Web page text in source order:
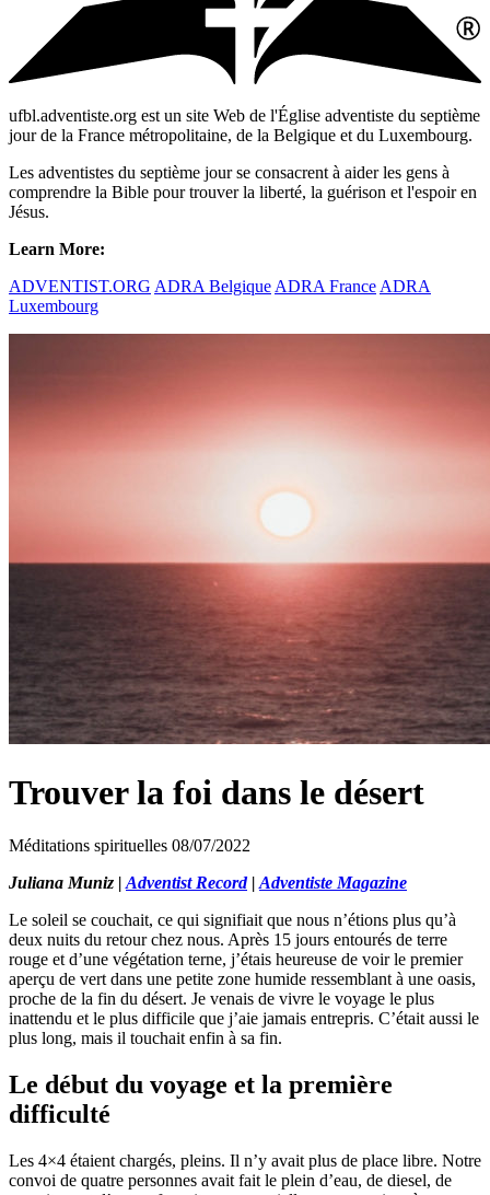
ufbl.adventiste.org est un site Web de l'Église adventiste du septième
jour de la France métropolitaine, de la Belgique et du Luxembourg.
Les adventistes du septième jour se consacrent à aider les gens à
comprendre la Bible pour trouver la liberté, la guérison et l'espoir en
Jésus.
Learn More:
ADVENTIST.ORG ADRA Belgique ADRA France ADRA
Luxembourg
Trouver la foi dans le désert
Méditations spirituelles 08/07/2022
Juliana Muniz | Adventist Record| Adventiste Magazine
Le soleil se couchait, ce qui signifiait que nous n’étions plus qu’à
deux nuits du retour chez nous. Après 15 jours entourés de terre
rouge et d’une végétation terne, j’étais heureuse de voir le premier
aperçu de vert dans une petite zone humide ressemblant à une oasis,
proche de la fin du désert. Je venais de vivre le voyage le plus
inattendu et le plus difficile que j’aie jamais entrepris. C’était aussi le
plus long, mais il touchait enfin à sa fin.
Le début du voyage et la première
difficulté
Les 4×4 étaient chargés, pleins. Il n’y avait plus de place libre. Notre
convoi de quatre personnes avait fait le plein d’eau, de diesel, de